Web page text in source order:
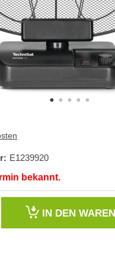
E1239920
bekannt.
IN DEN